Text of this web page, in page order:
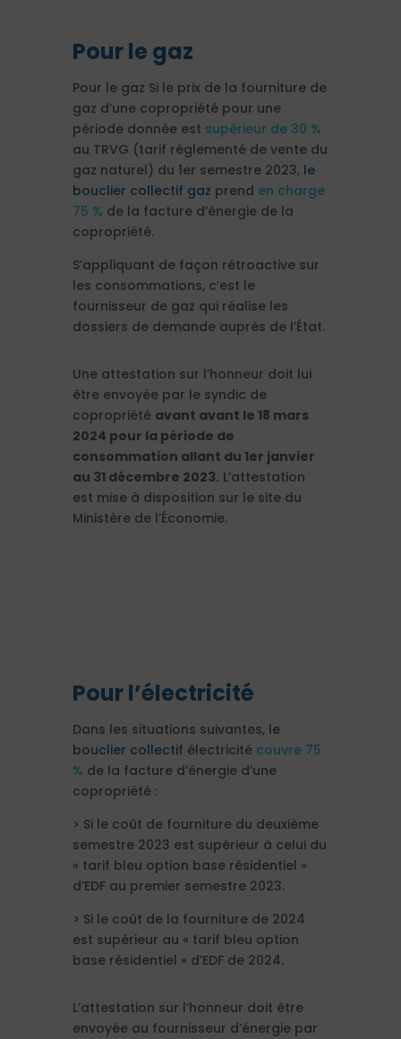
Pour le gaz
Pour le gaz Si le prix de la fourniture de
gaz d’une copropriété pour une
période donnée est supérieur de 30 %
au TRVG (tarif réglementé de vente du
gaz naturel) du 1er semestre 2023, le
bouclier collectif gaz prend en charge
75 % de la facture d’énergie de la
copropriété.
S’appliquant de façon rétroactive sur
les consommations, c’est le
fournisseur de gaz qui réalise les
dossiers de demande auprès de l’État.
Une attestation sur l’honneur doit lui
être envoyée par le syndic de
copropriété avant avant le 18 mars
2024 pour la période de
consommation allant du 1er janvier
au 31 décembre 2023. L’attestation
est mise à disposition sur le site du
Ministère de l’Économie.
Pour l’électricité
Dans les situations suivantes, le
bouclier collectif électricité couvre 75
% de la facture d’énergie d’une
copropriété :
> Si le coût de fourniture du deuxième
semestre 2023 est supérieur à celui du
« tarif bleu option base résidentiel »
d’EDF au premier semestre 2023.
> Si le coût de la fourniture de 2024
est supérieur au « tarif bleu option
base résidentiel » d’EDF de 2024.
L’attestation sur l’honneur doit être
envoyée au fournisseur d’énergie par